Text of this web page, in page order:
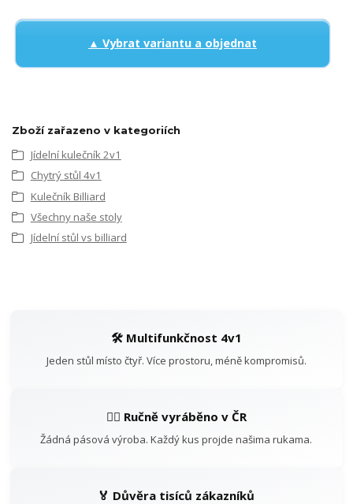
▲ Vybrat variantu a objednat
Zboží zařazeno v kategoriích
Jídelní kulečník 2v1
Chytrý stůl 4v1
Kulečník Billiard
Všechny naše stoly
Jídelní stůl vs billiard
🛠️ Multifunkčnost 4v1
Jeden stůl místo čtyř. Více prostoru, méně kompromisů.
👷‍♂️ Ručně vyráběno v ČR
Žádná pásová výroba. Každý kus projde našima rukama.
🏅 Důvěra tisíců zákazníků